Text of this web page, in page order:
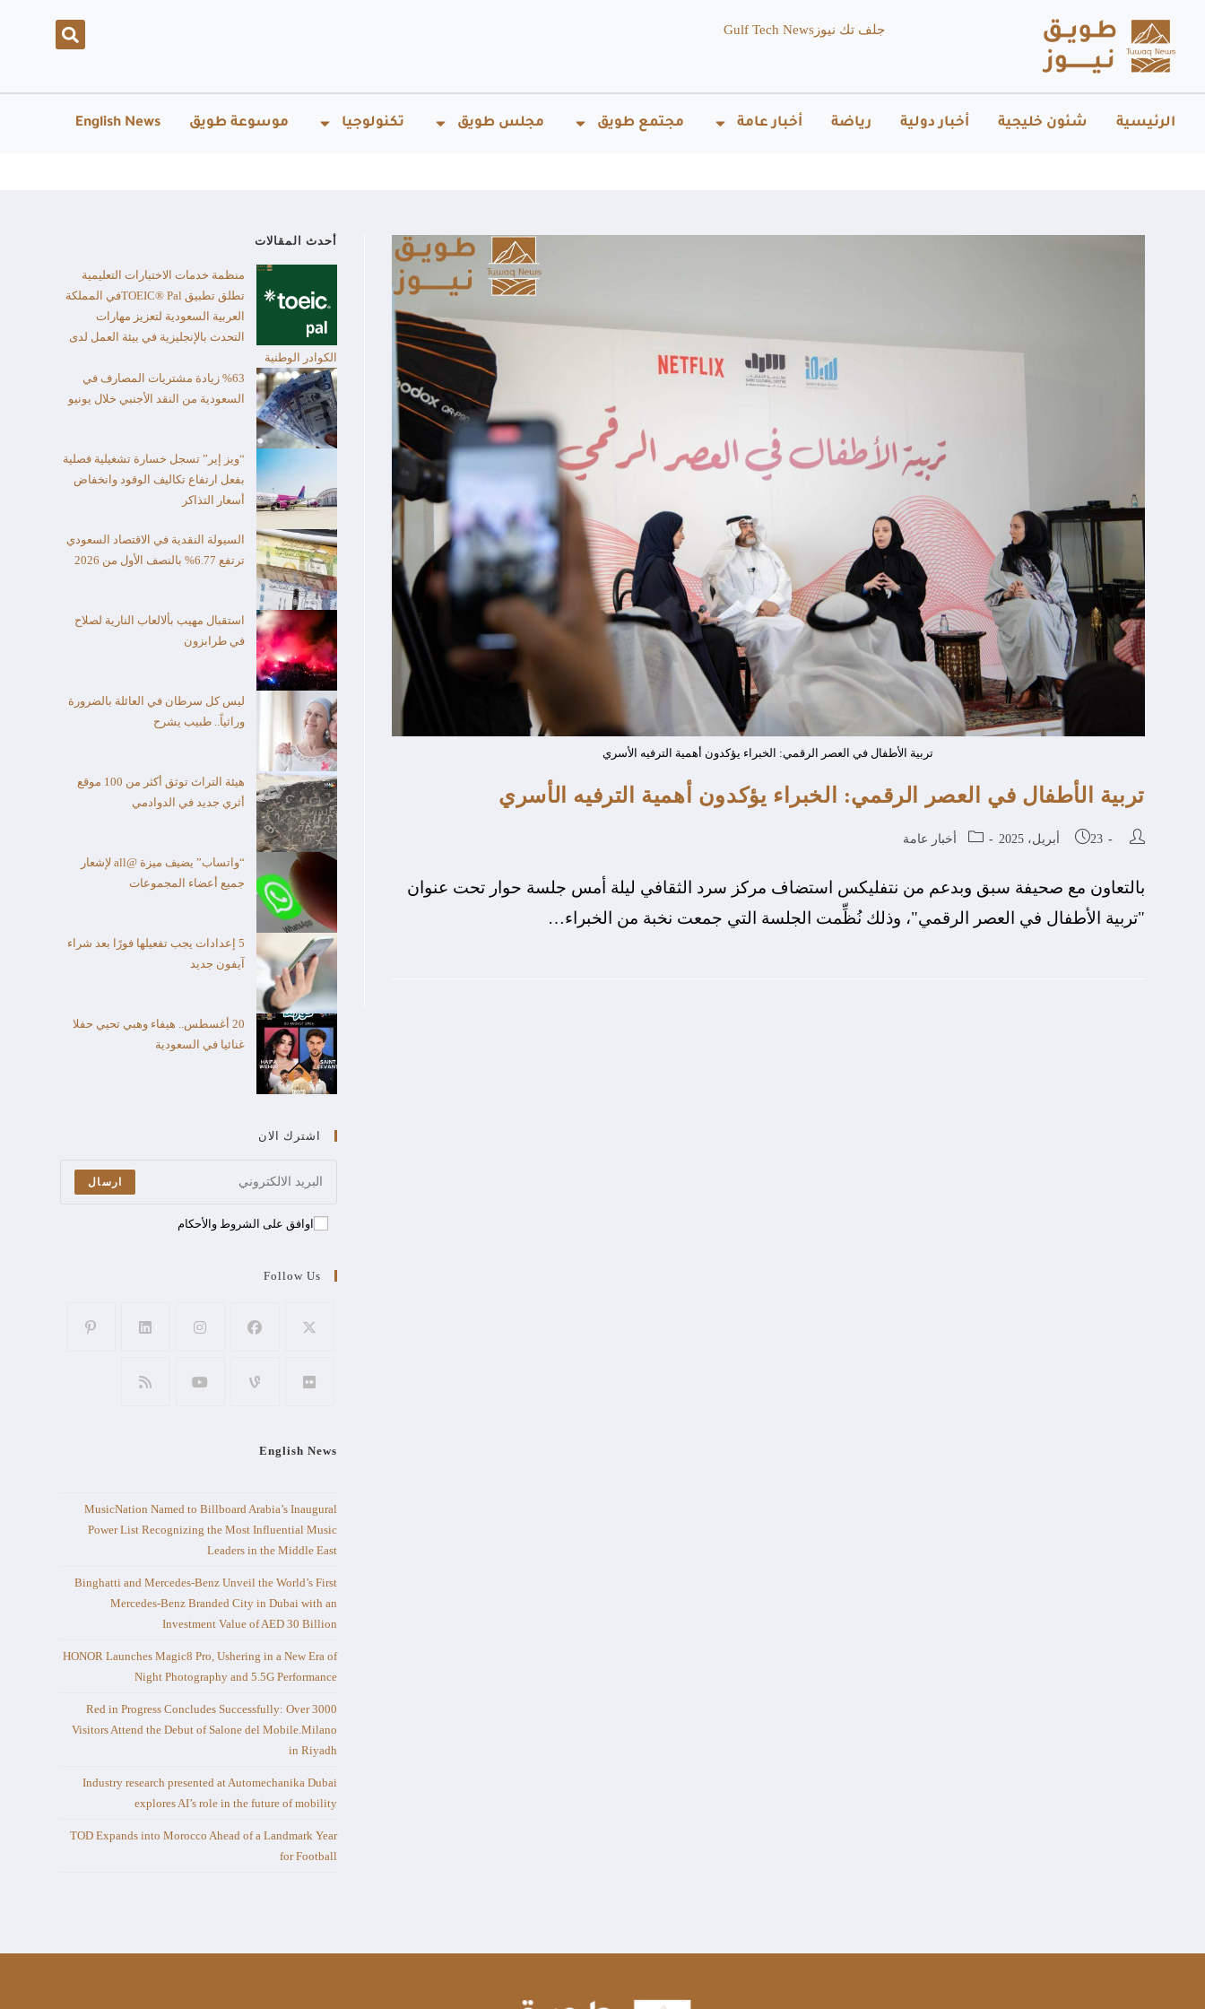
جلف تك نيوز Gulf Tech News
الرئيسية شئون خليجية أخبار دولية رياضة أخبار عامة مجتمع طويق مجلس طويق تكنولوجيا موسوعة طويق English News
تربية الأطفال في العصر الرقمي: الخبراء يؤكدون أهمية الترفيه الأسري
تربية الأطفال في العصر الرقمي: الخبراء يؤكدون أهمية الترفيه الأسري
23 أبريل، 2025 أخبار عامة
بالتعاون مع صحيفة سبق وبدعم من نتفليكس استضاف مركز سرد الثقافي ليلة أمس جلسة حوار تحت عنوان
"تربية الأطفال في العصر الرقمي"، وذلك نُظِّمت الجلسة التي جمعت نخبة من الخبراء…
أحدث المقالات
منظمة خدمات الاختبارات التعليمية
تطلق تطبيق TOEIC® Palفي المملكة
العربية السعودية لتعزيز مهارات
التحدث بالإنجليزية في بيئة العمل لدى
الكوادر الوطنية
%63 زيادة مشتريات المصارف في
السعودية من النقد الأجنبي خلال يونيو
“ويز إير” تسجل خسارة تشغيلية فصلية
بفعل ارتفاع تكاليف الوقود وانخفاض
أسعار التذاكر
السيولة النقدية في الاقتصاد السعودي
ترتفع 6.77% بالنصف الأول من 2026
استقبال مهيب بألالعاب النارية لصلاح
في طرابزون
ليس كل سرطان في العائلة بالضرورة
وراثياً.. طبيب يشرح
هيئة التراث توثق أكثر من 100 موقع
أثري جديد في الدوادمي
“واتساب” يضيف ميزة @all لإشعار
جميع أعضاء المجموعات
5 إعدادات يجب تفعيلها فورًا بعد شراء
آيفون جديد
20 أغسطس.. هيفاء وهبي تحيي حفلا
غنائيا في السعودية
اشترك الان
ارسال
اوافق على الشروط والأحكام
Follow Us
English News
MusicNation Named to Billboard Arabia’s Inaugural
Power List Recognizing the Most Influential Music
Leaders in the Middle East
Binghatti and Mercedes-Benz Unveil the World’s First
Mercedes-Benz Branded City in Dubai with an
Investment Value of AED 30 Billion
HONOR Launches Magic8 Pro, Ushering in a New Era of
Night Photography and 5.5G Performance
Red in Progress Concludes Successfully: Over 3000
Visitors Attend the Debut of Salone del Mobile.Milano
in Riyadh
Industry research presented at Automechanika Dubai
explores AI’s role in the future of mobility
TOD Expands into Morocco Ahead of a Landmark Year
for Football